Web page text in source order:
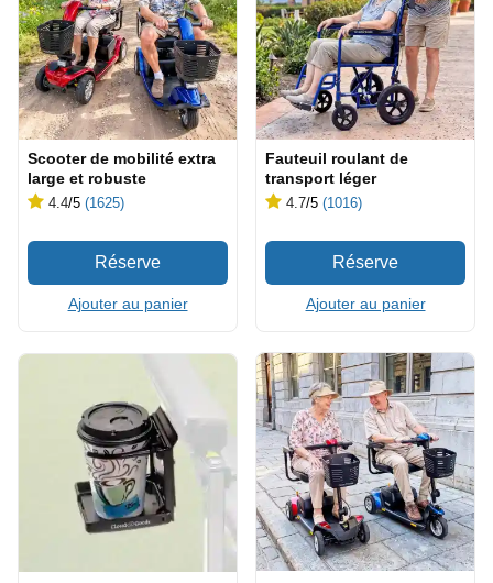
Scooter de mobilité extra
large et robuste
4.4/5 (1625)
Ajouter au panier
Fauteuil roulant de
transport léger
4.7/5 (1016)
Ajouter au panier